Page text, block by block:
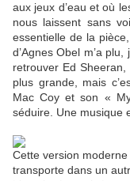
aux jeux d’eau et où
nous laissent sans
essentielle de la
d’Agnes Obel m’a
retrouver Ed
plus grande, mais
Mac Coy et son «
séduire. Une musique
Cette version
transporte dans un